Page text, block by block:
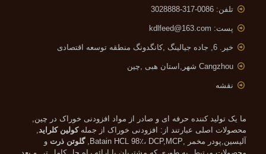
تلفن: 0086-317-3028888
پست: kdlfeed@163.com
خیر. 6, جاده جیالینگ , کانگدونگ منطقه توسعه اقتصادی
Cangzhou شهر,استان هبی ,چین
نقشه
ما یک تولید کننده حرفه ای و صادر از مواد افزودنی خوراک در چین,
محصولات اصلی عبارتند از: افزودنی خوراک از جملهکولین کلراید
آلیسین,پودر مخمر ,Batain HCL 98٪، DCP,MCP,
گلوتن ذرت و